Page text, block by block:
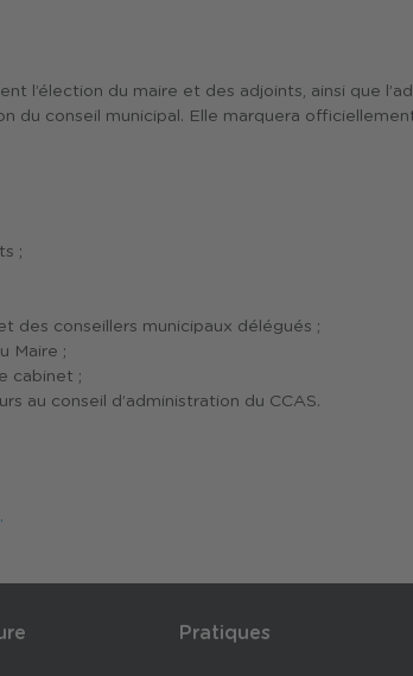
l’élection du maire et des adjoints, ainsi que
du conseil municipal. Elle marquera
;
des conseillers municipaux délégués ;
Maire ;
cabinet ;
au conseil d’administration du CCAS.
Pratiques